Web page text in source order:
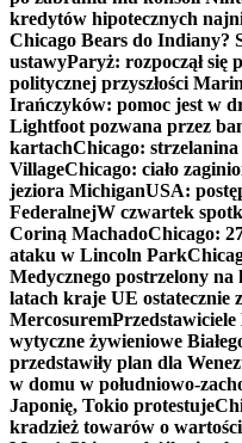
kredytów hipotecznych
Chicago Bears do Indiany?
ustawyParyż: rozpoczął się
politycznej przyszłości
Irańczyków: pomoc jest w
Lightfoot pozwana przez
kartachChicago:
VillageChicago: ciało
jeziora MichiganUSA:
FederalnejW czwartek
Coriną MachadoChicago:
ataku w Lincoln Park
Medycznego postrzelony
latach kraje UE ostatecznie
MercosuremPrzedstawiciele
wytyczne żywieniowe
przedstawiły plan dla
w domu w południowo-
Japonię, Tokio protestuje
kradzież towarów o